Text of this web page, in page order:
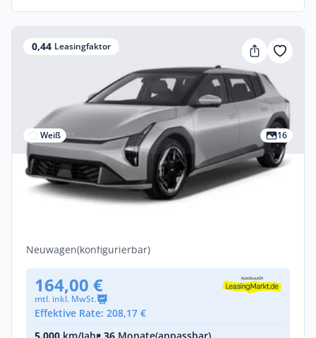
0,44 Leasingfaktor
Weiß 16
Privat
Kia EV4 58 kWh Air - frei Konfigurierbar-
Neuwagen(konfigurierbar)
164,00 €
mtl. inkl. MwSt.
Effektive Rate: 208,17 €